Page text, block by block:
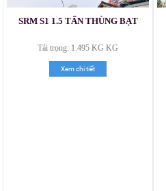
SRM S1 1.5 TẤN THÙNG BẠT
Tải trọng: 1.495 KG KG
Xem chi tiết